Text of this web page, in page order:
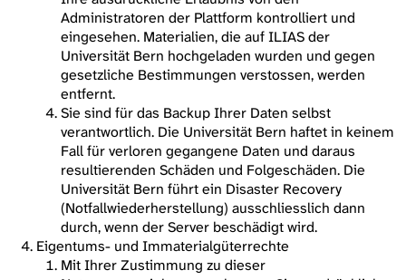
Administratoren der Plattform kontrolliert und
eingesehen. Materialien, die auf ILIAS der
Universität Bern hochgeladen wurden und gegen
gesetzliche Bestimmungen verstossen, werden
entfernt.
Sie sind für das Backup Ihrer Daten selbst
verantwortlich. Die Universität Bern haftet in keinem
Fall für verloren gegangene Daten und daraus
resultierenden Schäden und Folgeschäden. Die
Universität Bern führt ein Disaster Recovery
(Notfallwiederherstellung) ausschliesslich dann
durch, wenn der Server beschädigt wird.
Eigentums- und Immaterialgüterrechte
Mit Ihrer Zustimmung zu dieser